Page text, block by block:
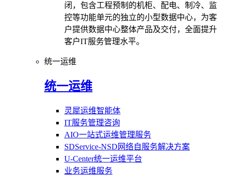
闭，包含工程预制的机柜、配电、制冷、监
控等功能单元的独立的小型数据中心，为客
户提供数据中心整体产品及交付，全面提升
客户IT服务管理水平。
统一运维
统一运维
灵犀运维智能体
IT服务管理咨询
AIO一站式运维管理服务
SDService-NSD网络自服务解决方案
U-Center统一运维平台
业务运维服务